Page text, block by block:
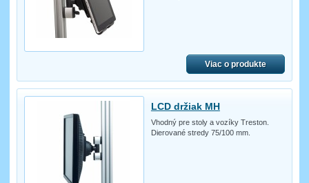
Viac o produkte
LCD držiak MH
Vhodný pre stoly a vozíky Treston.
Dierované stredy 75/100 mm.